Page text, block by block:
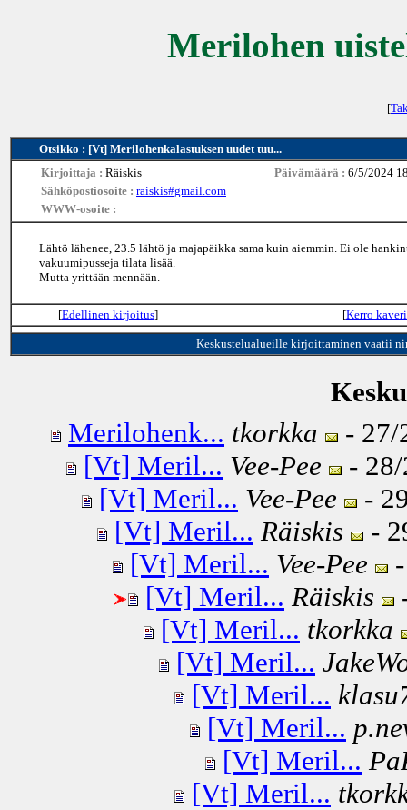
Merilohen
[
Otsikko : [Vt] Merilohenkalastuksen uudet tuu...
Kirjoittaja : Räiskis Päivämäärä : 6/5/2024
Sähköpostiosoite : raiskis#gmail.com
WWW-osoite :
Lähtö lähenee, 23.5 lähtö ja majapäikka sama kuin aiemmin. Ei ole
vakuumipusseja tilata lisää.
Mutta yrittään mennään.
[Edellinen kirjoitus] [Kerro
Keskustelualueille kirjoittaminen vaatii
Merilohenk... tkorkka
- 27/
[Vt] Meril... Vee-Pee
-
[Vt] Meril... Vee-Pee
-
[Vt] Meril... Räiskis
-
[Vt] Meril... Vee-Pee
[Vt] Meril... Räiskis
[Vt] Meril... tkorkka
[Vt] Meril...
[Vt] Meril...
[Vt] Meril...
[Vt] Meril...
[Vt] Meril...